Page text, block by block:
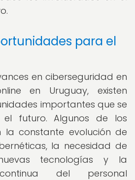
para el
en ciberseguridad en
en Uruguay, existen
importantes que se
futuro. Algunos de los
la constante evolución de
la necesidad de
tecnologías y la
del personal